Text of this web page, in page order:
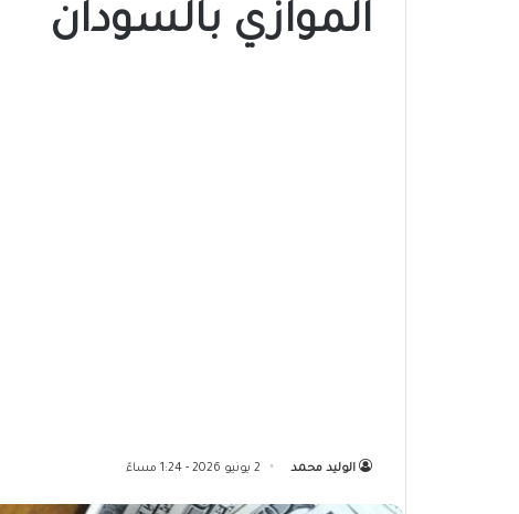
الموازي بالسودان
الوليد محمد 2 يونيو 2026 - 1:24 مساءً